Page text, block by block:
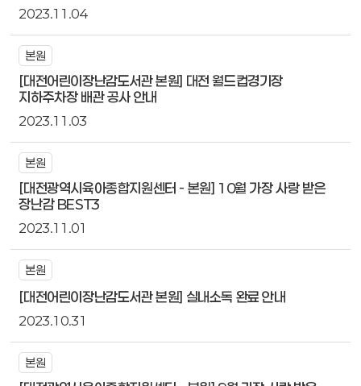
2023.11.04
본원
[대전어린이장난감도서관 본원] 대전 월드컵경기장
지하주차장 배관 공사 안내
2023.11.03
본원
[대전광역시육아종합지원센터 - 본원] 10월 가장 사랑 받은
장난감 BEST3
2023.11.01
본원
[대전어린이장난감도서관 본원] 실내소독 완료 안내
2023.10.31
본원